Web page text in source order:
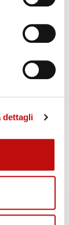
dettagli